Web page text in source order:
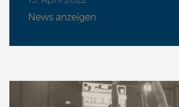
News anzeigen